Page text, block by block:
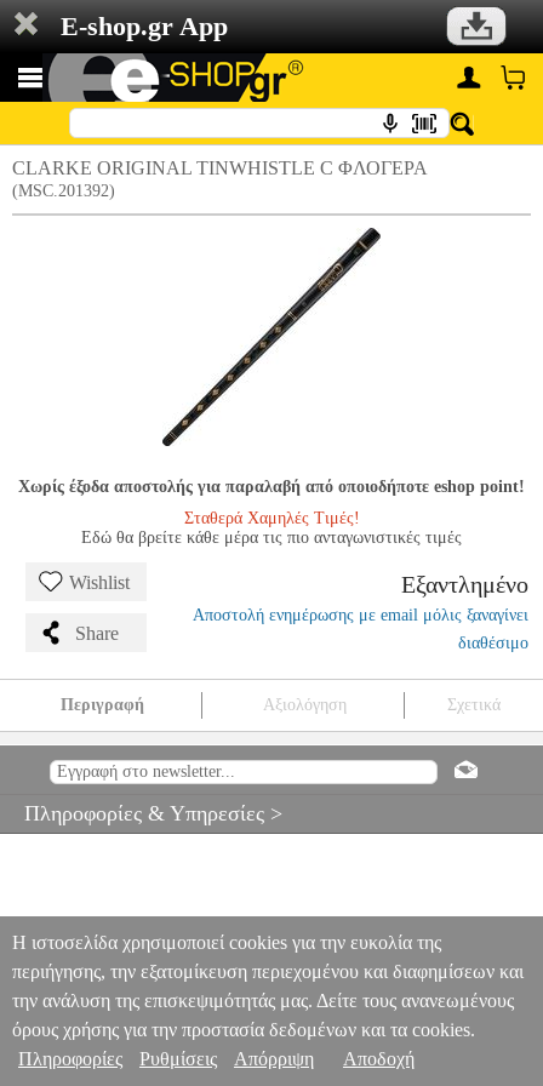
E-shop.gr App
CLARKE ORIGINAL TINWHISTLE C ΦΛΟΓΕΡΑ
(MSC.201392)
Χωρίς έξοδα αποστολής για παραλαβή από οποιοδήποτε eshop point!
Σταθερά Χαμηλές Τιμές!
Εδώ θα βρείτε κάθε μέρα τις πιο ανταγωνιστικές τιμές
Wishlist
Share
Εξαντλημένο
Αποστολή ενημέρωσης με email μόλις ξαναγίνει
διαθέσιμο
Περιγραφή Αξιολόγηση Σχετικά
MSC.201392 CLARKE CLARKE
ΠΝΕΥΣΤΑ ΟΡΧΗΣΤΡΑΣ
0
Πληροφορίες & Υπηρεσίες >
Η ιστοσελίδα χρησιμοποιεί cookies για την ευκολία της
περιήγησης, την εξατομίκευση περιεχομένου και διαφημίσεων και
την ανάλυση της επισκεψιμότητάς μας. Δείτε τους ανανεωμένους
όρους χρήσης για την προστασία δεδομένων και τα cookies.
Πληροφορίες
Ρυθμίσεις Απόρριψη Αποδοχή